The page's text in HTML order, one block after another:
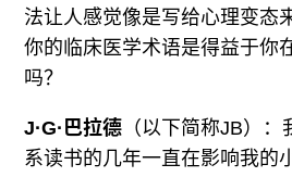
法让人感觉像是写给心理变态
你的临床医学术语是得益于你
吗？
J·G·巴拉德 （以下简称JB）
系读书的几年一直在影响我的